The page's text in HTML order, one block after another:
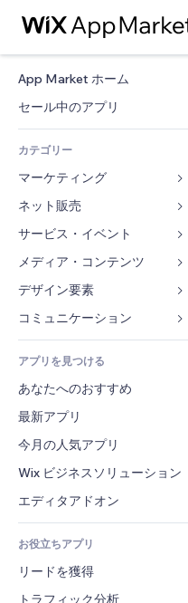
App Market ホーム
セール中のアプリ
カテゴリー
マーケティング
広告
モバイル
アクセス解析
リスティング広告
メール
コンバージョン
ネット販売
ストア用アプリ
発送・配達
販売ボタン
会計
クーポン・特典
倉庫管理ソリューション
ドロップシッピング
食品・飲料
サービス・イベント
ホテル
イベント
レストラン
不動産
ブッキング
メディア・コンテンツ
ギャラリー
音楽
ポッドキャスト
写真
動画
PDF
ファイル共有
ニュース
デザイン要素
マップ・ナビ
プライバシー・セキュリティ
時計
ページテンプレート
画像効果
ボタン・メニュー
バナー・バッジ
電卓
検索
天気
チャート・テーブル
フォーム
ブログ
投票
チャット
コメント
電話
コミュニティィ
レビュー・お客さまの声
CRM
アプリを見つける
あなたへのおすすめ
最新アプリ
今月の人気アプリ
Wix ビジネスソリューション
エディタアドオン
お役立ちアプリ
リードを獲得
トラフィック分析